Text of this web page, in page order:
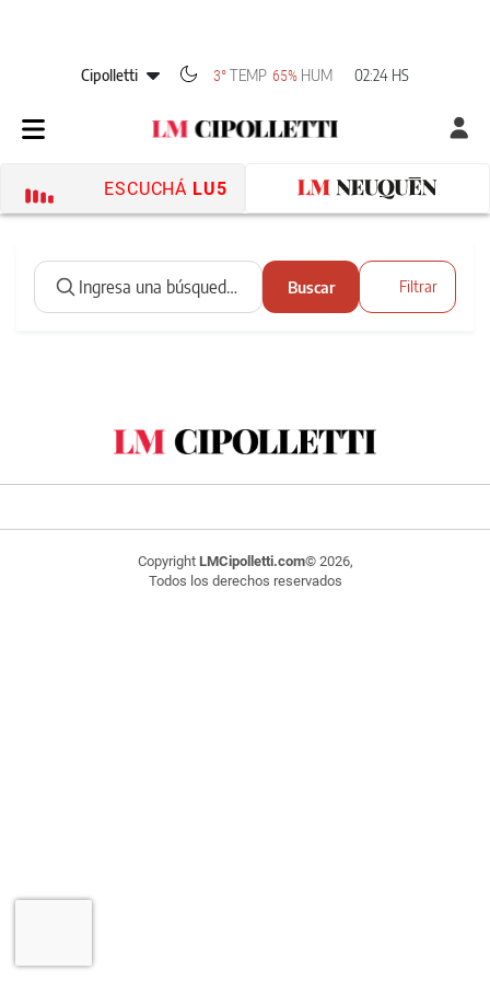
Cipolletti 3°TEMP 65% HUM 02:24 HS
ESCUCHÁ LU5
Buscar Filtrar
Copyright LMCipolletti.com© 2026,
Todos los derechos reservados